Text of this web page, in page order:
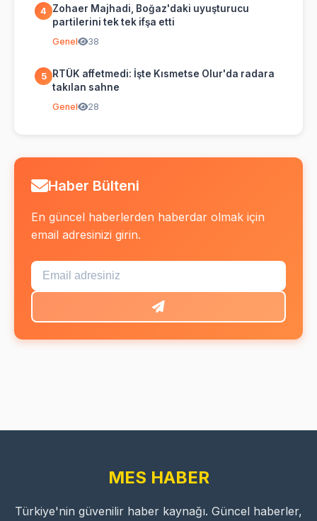
4
Zohaer Majhadi, Boğaz'daki uyuşturucu
partilerini tek tek ifşa etti
Genel 38
5
RTÜK affetmedi: İşte Kısmetse Olur'da radara
takılan sahne
Genel 28
Haber Bülteni
En güncel haberlerden haberdar olmak için
email adresinizi girin.
MES HABER
Türkiye'nin güvenilir haber kaynağı. Güncel haberler,